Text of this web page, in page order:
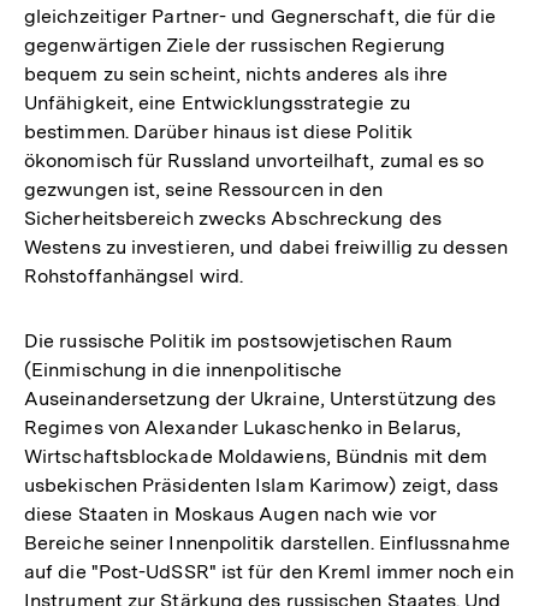
gleichzeitiger Partner- und Gegnerschaft, die für die
gegenwärtigen Ziele der russischen Regierung
bequem zu sein scheint, nichts anderes als ihre
Unfähigkeit, eine Entwicklungsstrategie zu
bestimmen. Darüber hinaus ist diese Politik
ökonomisch für Russland unvorteilhaft, zumal es so
gezwungen ist, seine Ressourcen in den
Sicherheitsbereich zwecks Abschreckung des
Westens zu investieren, und dabei freiwillig zu dessen
Rohstoffanhängsel wird.
Die russische Politik im postsowjetischen Raum
(Einmischung in die innenpolitische
Auseinandersetzung der Ukraine, Unterstützung des
Regimes von Alexander Lukaschenko in Belarus,
Wirtschaftsblockade Moldawiens, Bündnis mit dem
usbekischen Präsidenten Islam Karimow) zeigt, dass
diese Staaten in Moskaus Augen nach wie vor
Bereiche seiner Innenpolitik darstellen. Einflussnahme
auf die "Post-UdSSR" ist für den Kreml immer noch ein
Instrument zur Stärkung des russischen Staates. Und